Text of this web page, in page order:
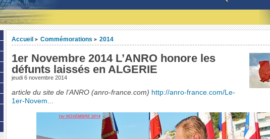
Accueil > Commémorations > 2014
1er Novembre 2014 L’ANRO honore les
défunts laissés en ALGERIE
jeudi 6 novembre 2014
article du site de l’ANRO (anro-france.com) http://anro-france.com/Le-
1er-Novem...